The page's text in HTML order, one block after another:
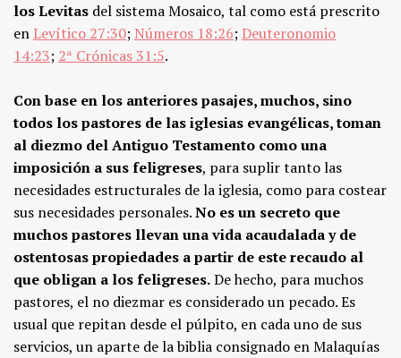
los Levitas del sistema Mosaico, tal como está prescrito
en Levítico 27:30; Números 18:26;Deuteronomio
14:23; 2ª Crónicas 31:5.
Con base en los anteriores pasajes, muchos, sino
todos los pastores de las iglesias evangélicas, toman
al diezmo del Antiguo Testamento como una
imposición a sus feligreses, para suplir tanto las
necesidades estructurales de la iglesia, como para costear
sus necesidades personales.No es un secreto que
muchos pastores llevan una vida acaudalada y de
ostentosas propiedades a partir de este recaudo al
que obligan a los feligreses.De hecho, para muchos
pastores, el no diezmar es considerado un pecado. Es
usual que repitan desde el púlpito, en cada uno de sus
servicios, un aparte de la biblia consignado en Malaquías